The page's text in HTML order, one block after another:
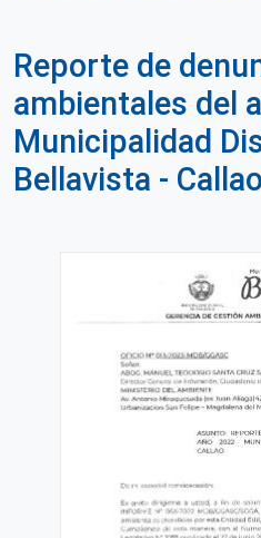
Reporte de
ambientales del
Municipalidad
Bellavista - Callao